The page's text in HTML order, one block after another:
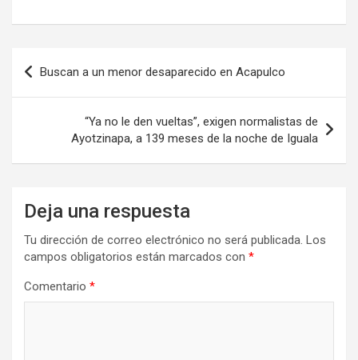
Navegación
de
entradas
Buscan a un menor desaparecido en Acapulco
“Ya no le den vueltas”, exigen normalistas de
Ayotzinapa, a 139 meses de la noche de Iguala
Deja una respuesta
Tu dirección de correo electrónico no será publicada. Los
campos obligatorios están marcados con *
Comentario *